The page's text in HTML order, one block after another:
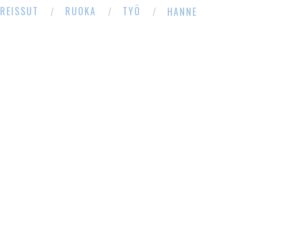
REISSUT RUOKA TYÖ HANNE